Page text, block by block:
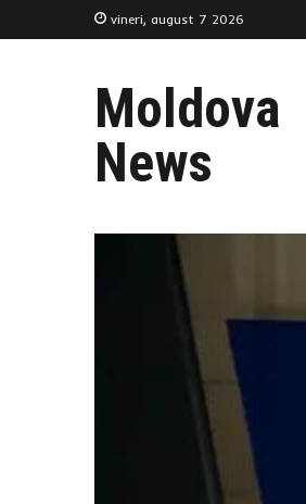
vineri, august 7 2026
Moldova
News